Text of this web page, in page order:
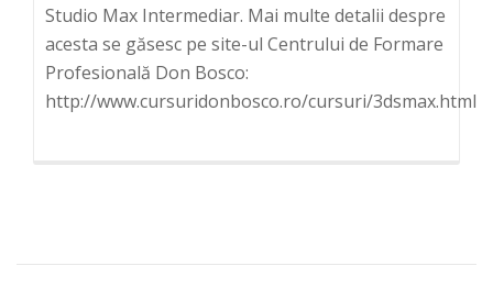
Studio Max Intermediar. Mai multe detalii despre
acesta se găsesc pe site-ul Centrului de Formare
Profesională Don Bosco:
http://www.cursuridonbosco.ro/cursuri/3dsmax.html